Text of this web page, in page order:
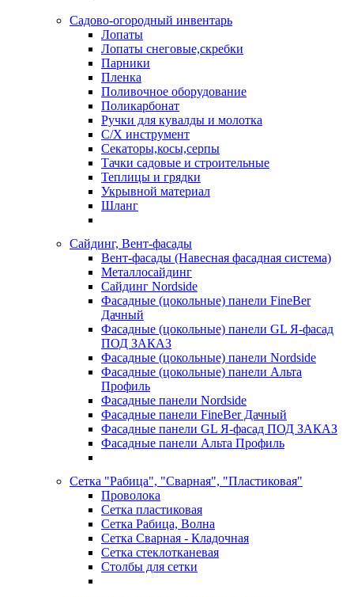
Садово-огородный инвентарь
Лопаты
Лопаты снеговые,скребки
Парники
Пленка
Поливочное оборудование
Поликарбонат
Ручки для кувалды и молотка
С/Х инструмент
Секаторы,косы,серпы
Тачки садовые и строительные
Теплицы и грядки
Укрывной материал
Шланг
Сайдинг, Вент-фасады
Вент-фасады (Навесная фасадная система)
Металлосайдинг
Сайдинг Nordside
Фасадные (цокольные) панели FineBer
Дачный
Фасадные (цокольные) панели GL Я-фасад
ПОД ЗАКАЗ
Фасадные (цокольные) панели Nordside
Фасадные (цокольные) панели Альта
Профиль
Фасадные панели Nordside
Фасадные панели FineBer Дачный
Фасадные панели GL Я-фасад ПОД ЗАКАЗ
Фасадные панели Альта Профиль
Сетка "Рабица", "Сварная", "Пластиковая"
Проволока
Сетка пластиковая
Сетка Рабица, Волна
Сетка Сварная - Кладочная
Сетка стеклотканевая
Столбы для сетки